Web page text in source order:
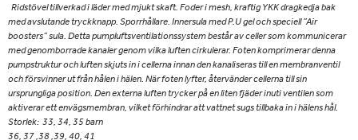
Ridstövel tillverkad i läder med mjukt skaft. Foder i mesh, kraftig YKK dragkedja bak
med avslutande tryckknapp. Sporrhållare. Innersula med P.U gel och speciell ”Air
boosters” sula. Detta pumpluftsventilationssystem består av celler som kommunicerar
med genomborrade kanaler genom vilka luften cirkulerar. Foten komprimerar denna
pumpstruktur och luften skjuts in i cellerna innan den kanaliseras till en membranventil
och försvinner ut från hålen i hälen. När foten lyfter, återvänder cellerna till sin
ursprungliga position. Den externa luften trycker på en liten fjäder inuti ventilen som
aktiverar ett envägsmembran, vilket förhindrar att vattnet sugs tillbaka in i hälens hål.
Storlek: 33, 34, 35 barn
36, 37 ,38 ,39, 40, 41